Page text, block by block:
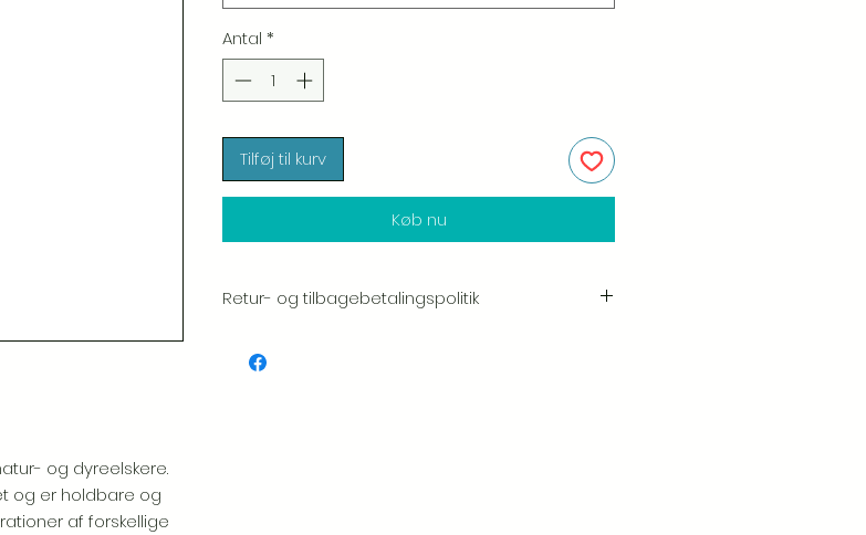
og dyreelskere.
og er holdbare og
af forskellige
Antal *
Tilføj til kurv
Køb nu
Retur- og tilbagebetalingspolitik
hver vare. Din tilfredshed er vores højeste prioritet, og vi